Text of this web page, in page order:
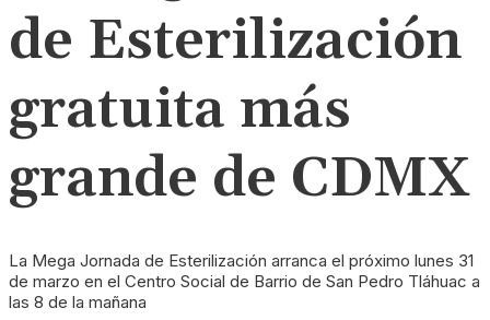
de Esterilización
gratuita más
grande de CDMX
La Mega Jornada de Esterilización arranca el próximo lunes 31
de marzo en el Centro Social de Barrio de San Pedro Tláhuac a
las 8 de la mañana